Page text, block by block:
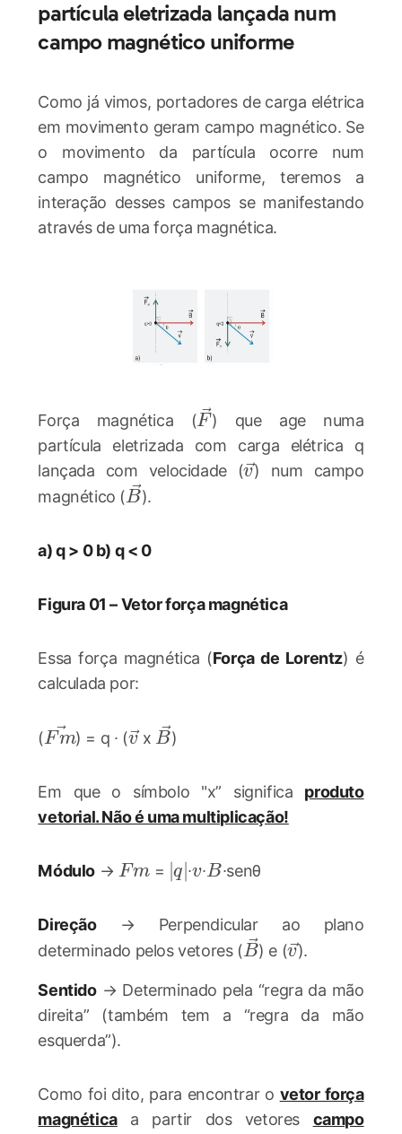
partícula eletrizada lançada num
campo magnético uniforme
Como já vimos, portadores de carga elétrica
em movimento geram campo magnético. Se
o movimento da partícula ocorre num
campo magnético uniforme, teremos a
interação desses campos se manifestando
através de uma força magnética.
Força magnética (\vec{F}
F) que age numa
partícula eletrizada com carga elétrica q
lançada com velocidade (\vec{v}
v) num campo
magnético (\vec{B}
B).
a) q > 0 b) q < 0
Figura 01 – Vetor força magnética
Essa força magnética (Força de Lorentz) é
calculada por:
(\vec{Fm}
Fm) = q ∙ (\vec{v}
vx \vec{B}
B)
Em que o símbolo "x” significa produto
vetorial. Não é uma multiplicação!
Módulo → Fm
Fm = |q|
∣q ∙v
v∙B
B∙senθ
Direção→ Perpendicular ao plano
determinado pelos vetores (\vec{B}
B) e (\vec{v}
v).
Sentido→ Determinado pela “regra da mão
direita” (também tem a “regra da mão
esquerda”).
Como foi dito, para encontrar o vetor força
magnéticaa partir dos vetores campo